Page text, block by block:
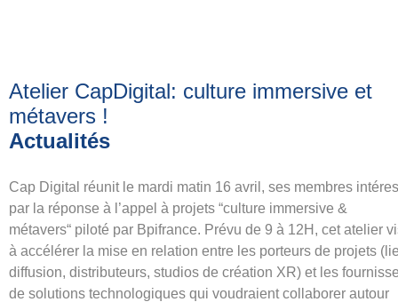
Atelier CapDigital: culture immersive et
métavers !
Actualités
Cap Digital réunit le mardi matin 16 avril, ses membres
par la réponse à l’appel à projets “culture immersive &
métavers“ piloté par Bpifrance. Prévu de 9 à 12H, cet atelier
à accélérer la mise en relation entre les porteurs de projets
diffusion, distributeurs, studios de création XR) et les
de solutions technologiques qui voudraient collaborer autour